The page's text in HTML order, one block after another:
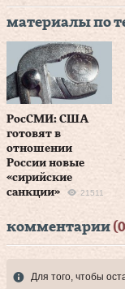
материалы по
РосСМИ: США
готовят в
отношении
России новые
«сирийские
санкции»
21511
комментарии
Для того, чтобы